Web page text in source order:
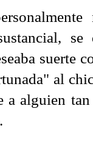
suerte
al
a alguien